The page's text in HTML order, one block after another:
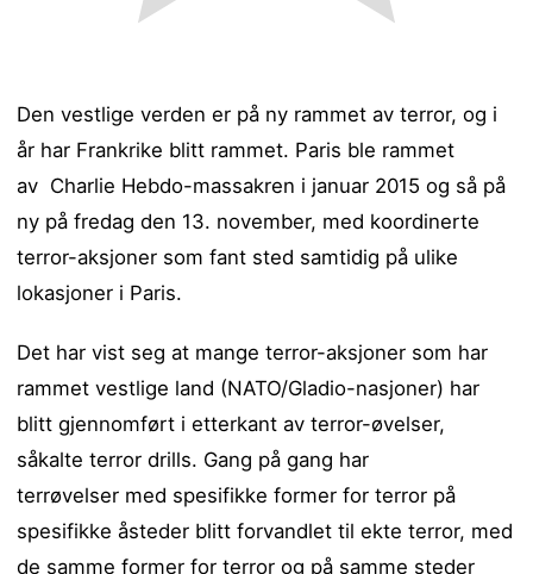
Den vestlige verden er på ny rammet av terror, og i
år har Frankrike blitt rammet. Paris ble rammet
av Charlie Hebdo-massakren i januar 2015 og så på
ny på fredag den 13. november, med koordinerte
terror-aksjoner som fant sted samtidig på ulike
lokasjoner i Paris.
Det har vist seg at mange terror-aksjoner som har
rammet vestlige land (NATO/Gladio-nasjoner) har
blitt gjennomført i etterkant av terror-øvelser,
såkalte terror drills. Gang på gang har
terrøvelser med spesifikke former for terror på
spesifikke åsteder blitt forvandlet til ekte terror, med
de samme former for terror og på samme steder